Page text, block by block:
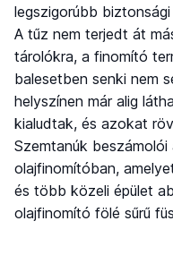
legszigorúbb
A tűz nem terjedt át
tárolókra, a finomító
balesetben senki nem
helyszínen már alig
kialudtak, és azokat
Szemtanúk
olajfinomítóban,
és több közeli épület
olajfinomító fölé sűrű